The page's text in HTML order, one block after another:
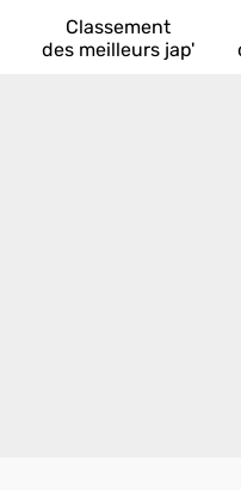
Classement
des meilleurs jap'